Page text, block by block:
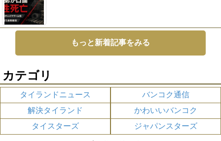
もっと新着記事をみる
カテゴリ
タイランドニュース
バンコク通信
解決タイランド
かわいいバンコク
タイスターズ
ジャパンスターズ